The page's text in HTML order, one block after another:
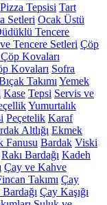
Pizza Tepsisi Tart
Setleri Ocak Üstü
Tencere
Tencere Setleri Çöp
Kovaları
Kovaları Sofra
Takımı Yemek
Kase Tepsi Servis ve
Yumurtalık
Peçetelik Karaf
Altlığı Ekmek
Fanusu Bardak Viski
Rakı Bardağı Kadeh
Çay ve Kahve
Takımı Çay
Çay Kaşığı